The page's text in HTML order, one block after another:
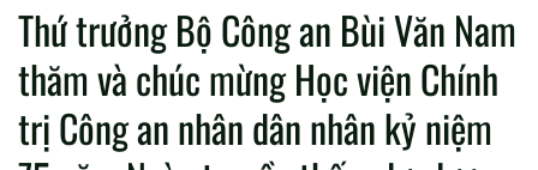
Thứ trưởng Bộ Công an Bùi Văn Nam
thăm và chúc mừng Học viện Chính
trị Công an nhân dân nhân kỷ niệm